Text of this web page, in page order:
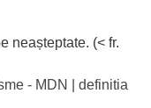
neașteptate. (< fr.
- MDN
definitia